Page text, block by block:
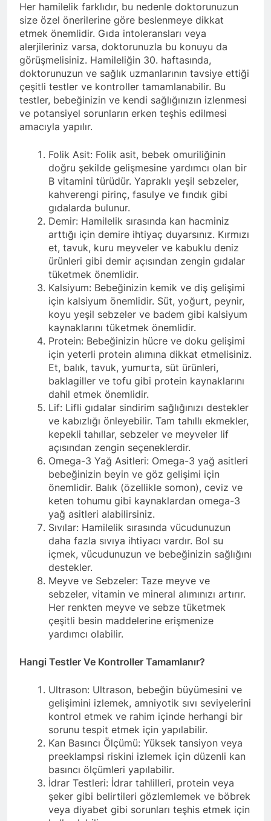
Her hamilelik farklıdır, bu nedenle doktorunuzun
size özel önerilerine göre beslenmeye dikkat
etmek önemlidir. Gıda intoleransları veya
alerjileriniz varsa, doktorunuzla bu konuyu da
görüşmelisiniz. Hamileliğin 30. haftasında,
doktorunuzun ve sağlık uzmanlarının tavsiye ettiği
çeşitli testler ve kontroller tamamlanabilir. Bu
testler, bebeğinizin ve kendi sağlığınızın izlenmesi
ve potansiyel sorunların erken teşhis edilmesi
amacıyla yapılır.
Folik Asit: Folik asit, bebek omuriliğinin
doğru şekilde gelişmesine yardımcı olan bir
B vitamini türüdür. Yapraklı yeşil sebzeler,
kahverengi pirinç, fasulye ve fındık gibi
gıdalarda bulunur.
Demir: Hamilelik sırasında kan hacminiz
arttığı için demire ihtiyaç duyarsınız. Kırmızı
et, tavuk, kuru meyveler ve kabuklu deniz
ürünleri gibi demir açısından zengin gıdalar
tüketmek önemlidir.
Kalsiyum: Bebeğinizin kemik ve diş gelişimi
için kalsiyum önemlidir. Süt, yoğurt, peynir,
koyu yeşil sebzeler ve badem gibi kalsiyum
kaynaklarını tüketmek önemlidir.
Protein: Bebeğinizin hücre ve doku gelişimi
için yeterli protein alımına dikkat etmelisiniz.
Et, balık, tavuk, yumurta, süt ürünleri,
baklagiller ve tofu gibi protein kaynaklarını
dahil etmek önemlidir.
Lif: Lifli gıdalar sindirim sağlığınızı destekler
ve kabızlığı önleyebilir. Tam tahıllı ekmekler,
kepekli tahıllar, sebzeler ve meyveler lif
açısından zengin seçeneklerdir.
Omega-3 Yağ Asitleri: Omega-3 yağ asitleri
bebeğinizin beyin ve göz gelişimi için
önemlidir. Balık (özellikle somon), ceviz ve
keten tohumu gibi kaynaklardan omega-3
yağ asitleri alabilirsiniz.
Sıvılar: Hamilelik sırasında vücudunuzun
daha fazla sıvıya ihtiyacı vardır. Bol su
içmek, vücudunuzun ve bebeğinizin sağlığını
destekler.
Meyve ve Sebzeler: Taze meyve ve
sebzeler, vitamin ve mineral alımınızı artırır.
Her renkten meyve ve sebze tüketmek
çeşitli besin maddelerine erişmenize
yardımcı olabilir.
Hangi Testler Ve Kontroller Tamamlanır?
Ultrason: Ultrason, bebeğin büyümesini ve
gelişimini izlemek, amniyotik sıvı seviyelerini
kontrol etmek ve rahim içinde herhangi bir
sorunu tespit etmek için yapılabilir.
Kan Basıncı Ölçümü: Yüksek tansiyon veya
preeklampsi riskini izlemek için düzenli kan
basıncı ölçümleri yapılabilir.
İdrar Testleri: İdrar tahlilleri, protein veya
şeker gibi belirtileri gözlemlemek ve böbrek
veya diyabet gibi sorunları teşhis etmek için